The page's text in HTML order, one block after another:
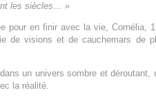
les siècles… »
pour en finir avec la vie, Cornélia,
de visions et de cauchemars de
un univers sombre et déroutant,
la réalité.